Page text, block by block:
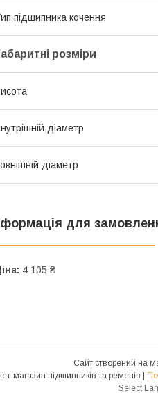
підшипника кочення
розміри
діаметр
діаметр
для
4 105 ₴
Сайт створений на
NUNJ Інтернет-магазин підшипників та ременів |
Select